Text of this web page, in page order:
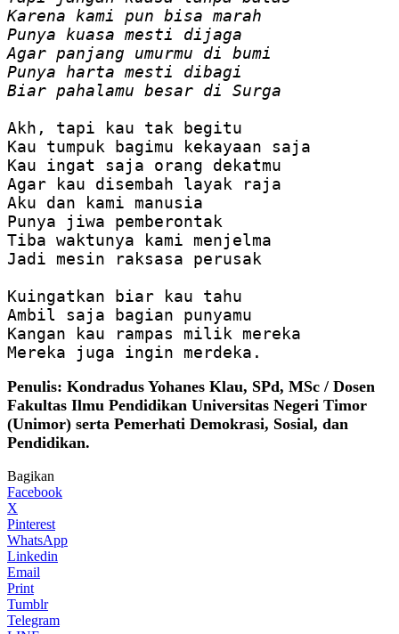
Karena kami pun bisa marah
Punya kuasa mesti dijaga
Agar panjang umurmu di bumi
Punya harta mesti dibagi
Biar pahalamu besar di Surga
Akh, tapi kau tak begitu
Kau tumpuk bagimu kekayaan saja
Kau ingat saja orang dekatmu
Agar kau disembah layak raja
Aku dan kami manusia
Punya jiwa pemberontak
Tiba waktunya kami menjelma
Jadi mesin raksasa perusak
Kuingatkan biar kau tahu
Ambil saja bagian punyamu
Kangan kau rampas milik mereka
Penulis: Kondradus Yohanes Klau, SPd, MSc / Dosen
Fakultas Ilmu Pendidikan Universitas Negeri Timor
(Unimor) serta Pemerhati Demokrasi, Sosial, dan
Pendidikan.
Bagikan
Facebook
X
Pinterest
WhatsApp
Linkedin
Email
Print
Tumblr
Telegram